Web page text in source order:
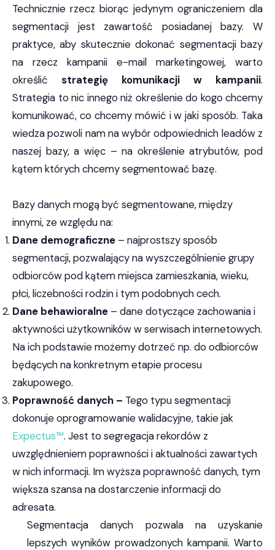
Technicznie rzecz biorąc jedynym ograniczeniem dla
segmentacji jest zawartość posiadanej bazy. W
praktyce, aby skutecznie dokonać segmentacji bazy
na rzecz kampanii e-mail marketingowej, warto
określić strategię komunikacji w kampanii.
Strategia to nic innego niż określenie do kogo chcemy
komunikować, co chcemy mówić i w jaki sposób. Taka
wiedza pozwoli nam na wybór odpowiednich leadów z
naszej bazy, a więc – na określenie atrybutów, pod
kątem których chcemy segmentować bazę.
Bazy danych mogą być segmentowane, między
innymi, ze względu na:
Dane demograficzne – najprostszy sposób
segmentacji, pozwalający na wyszczególnienie grupy
odbiorców pod kątem miejsca zamieszkania, wieku,
płci, liczebności rodzin i tym podobnych cech.
Dane behawioralne – dane dotyczące zachowania i
aktywności użytkowników w serwisach internetowych.
Na ich podstawie możemy dotrzeć np. do odbiorców
będących na konkretnym etapie procesu
zakupowego.
Poprawność danych – Tego typu segmentacji
dokonuje oprogramowanie walidacyjne, takie jak
Expectus™. Jest to segregacja rekordów z
uwzględnieniem poprawności i aktualności zawartych
w nich informacji. Im wyższa poprawność danych, tym
większa szansa na dostarczenie informacji do
adresata.
Segmentacja danych pozwala na uzyskanie
lepszych wyników prowadzonych kampanii. Warto